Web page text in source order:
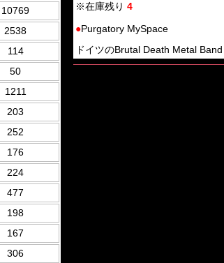
10769
2538
114
50
1211
203
252
176
224
477
198
167
306
※在庫残り 4
●Purgatory MySpace
ドイツのBrutal Death Metal